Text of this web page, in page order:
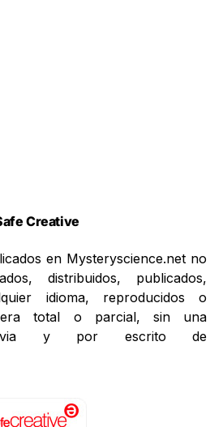
Creative
en Mysteryscience.net no
distribuidos, publicados,
idioma, reproducidos o
total o parcial, sin una
y por escrito de